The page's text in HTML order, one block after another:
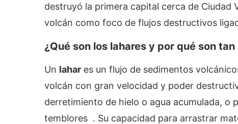
destruyó la primera capital cerca de Ciudad
volcán como foco de flujos destructivos
¿Qué son los lahares y por qué son
Un lahar es un flujo de sedimentos
volcán con gran velocidad y poder
derretimiento de hielo o agua acumulada,
temblores . Su capacidad para arrastrar